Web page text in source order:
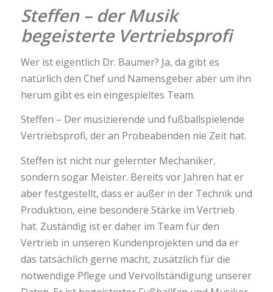
Steffen – der Musik
begeisterte Vertriebsprofi
Wer ist eigentlich Dr. Baumer? Ja, da gibt es
natürlich den Chef und Namensgeber aber um ihn
herum gibt es ein eingespieltes Team.
Steffen – Der musizierende und fußballspielende
Vertriebsprofi, der an Probeabenden nie Zeit hat.
Steffen ist nicht nur gelernter Mechaniker,
sondern sogar Meister. Bereits vor Jahren hat er
aber festgestellt, dass er außer in der Technik und
Produktion, eine besondere Stärke im Vertrieb
hat. Zuständig ist er daher im Team für den
Vertrieb in unseren Kundenprojekten und da er
das tatsächlich gerne macht, zusätzlich für die
notwendige Pflege und Vervollständigung unserer